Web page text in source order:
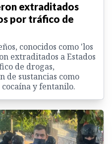
extraditados
por tráfico de
conocidos como 'los
extraditados a Estados
de drogas,
de sustancias como
y fentanilo.